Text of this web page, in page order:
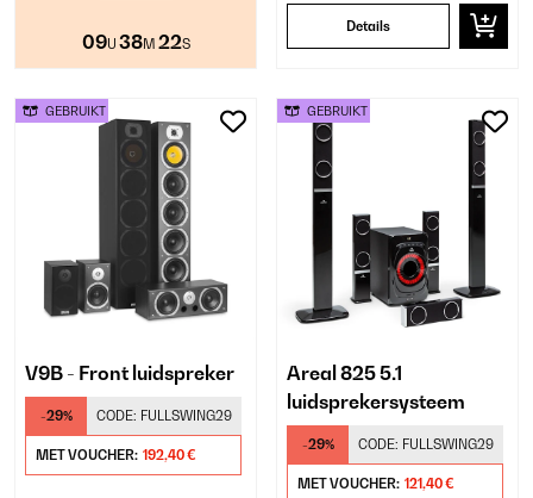
09U 38M 22S
Details
V9B - Front luidspreker
-29% CODE: FULLSWING29
MET VOUCHER: 192,40 €
GEBRUIKT
Areal 825 5.1
luidsprekersysteem
-29% CODE: FULLSWING29
MET VOUCHER: 121,40 €
GEBRUIKT